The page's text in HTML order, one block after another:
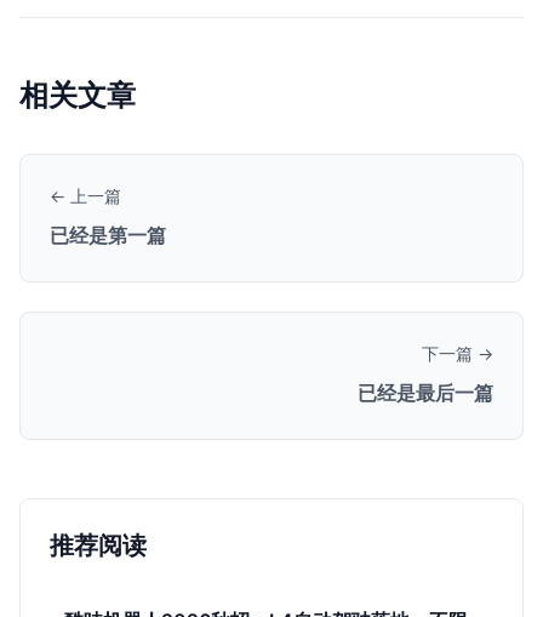
相关文章
← 上一篇
已经是第一篇
下一篇 →
已经是最后一篇
推荐阅读